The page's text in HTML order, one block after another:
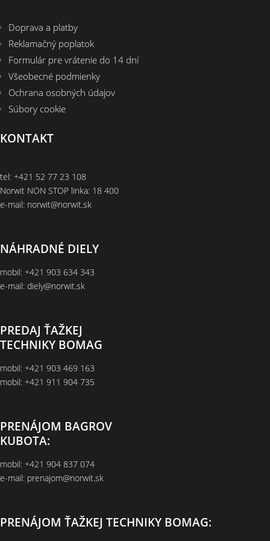
Doprava a platby
Reklamačný poplatok
Formulár pre vrátenie do 14 dní
Všeobecné podmienky
Ochrana osobných údajov
Súbory cookie
KONTAKT
tel: +421 52 77 23 108
Norwit NON STOP linka: 18 400
e-mail: norwit@norwit.sk
NÁHRADNÉ DIELY
mobil: +421 903 634 343
e-mail: diely@norwit.sk
PREDAJ ŤAŽKEJ
TECHNIKY BOMAG
mobil: +421 903 469 163
mobil: +421 911 904 735
PRENÁJOM BAGROV
KUBOTA:
mobil: +421 904 837 074
e-mail: prenajom@norwit.sk
PRENÁJOM ŤAŽKEJ TECHNIKY BOMAG: